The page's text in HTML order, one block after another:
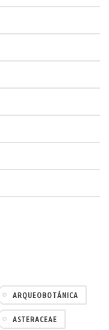
ARQUEOBOTÁNICA
ASTERACEAE